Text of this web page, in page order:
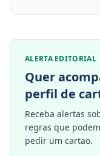
ALERTA EDITORIAL
Quer
perfil de
Receba alertas
regras que
pedir um cartao.